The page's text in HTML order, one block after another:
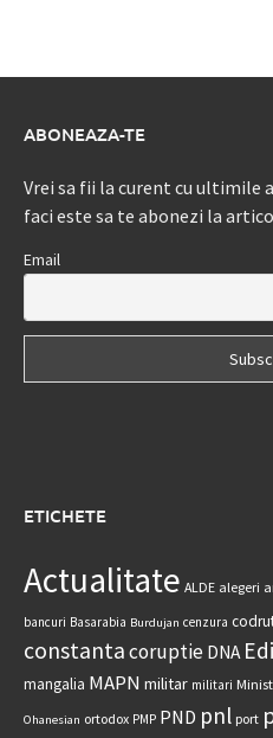
ABONEAZA-TE
Vrei sa fii la curent cu ultimile
faci este sa te abonezi la
Email
ETICHETE
Actualitate ALDE alegeri
bancuri Basarabia Burdujan cenzura
constantacoruptie DNA
mangalia MAPN militar militari
Ohanesian ortodox PMP PND pnl port